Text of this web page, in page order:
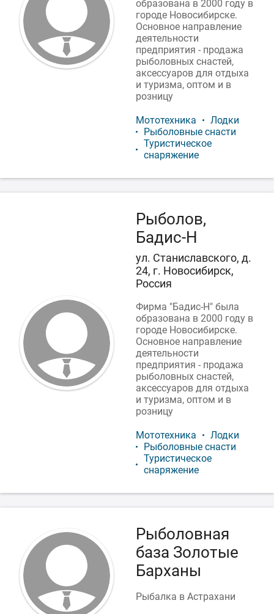
образована в 2000 году в
городе Новосибирске.
Основное направление
деятельности
предприятия - продажа
рыболовных снастей,
аксессуаров для отдыха
и туризма, оптом и в
розницу
Мототехника
Лодки
Рыболовные снасти
Туристическое
снаряжение
Рыболов,
Бадис-Н
ул. Станиславского, д.
24, г. Новосибирск,
Россия
Фирма "Бадис-Н" была
образована в 2000 году в
городе Новосибирске.
Основное направление
деятельности
предприятия - продажа
рыболовных снастей,
аксессуаров для отдыха
и туризма, оптом и в
розницу
Мототехника
Лодки
Рыболовные снасти
Туристическое
снаряжение
Рыболовная
база Золотые
Барханы
Рыбалка в Астрахани